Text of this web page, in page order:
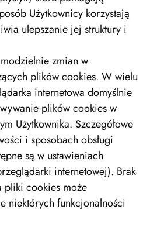
Użytkownicy korzystają
ulepszanie jej struktury i
zmian w
plików cookies. W wielu
internetowa domyślnie
plików cookies w
Użytkownika. Szczegółowe
i sposobach obsługi
są w ustawieniach
internetowej). Brak
pliki cookies może
niektórych funkcjonalności